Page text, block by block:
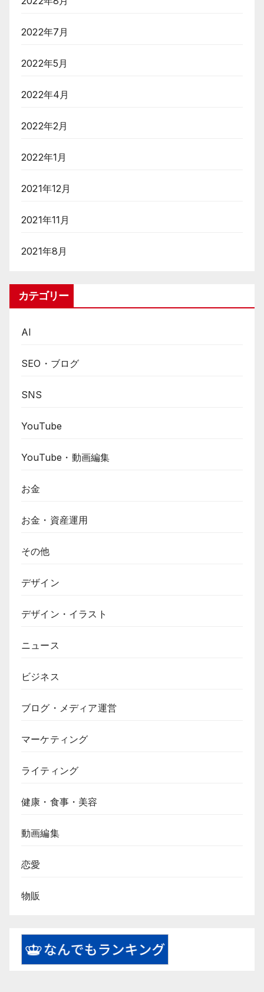
2022年7月
2022年5月
2022年4月
2022年2月
2022年1月
2021年12月
2021年11月
2021年8月
カテゴリー
AI
SEO・ブログ
SNS
YouTube
YouTube・動画編集
お金
お金・資産運用
その他
デザイン
デザイン・イラスト
ニュース
ビジネス
ブログ・メディア運営
マーケティング
ライティング
健康・食事・美容
動画編集
恋愛
物販